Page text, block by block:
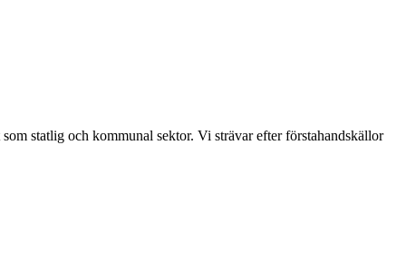
statlig och kommunal sektor. Vi strävar efter förstahandskällor